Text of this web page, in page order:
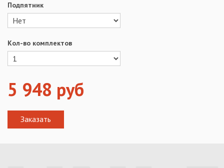
Подпятник
Кол-во комплектов
5 948 руб